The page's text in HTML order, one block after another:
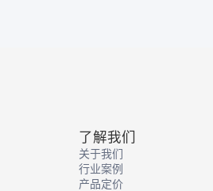
了解我们
关于我们
行业案例
产品定价